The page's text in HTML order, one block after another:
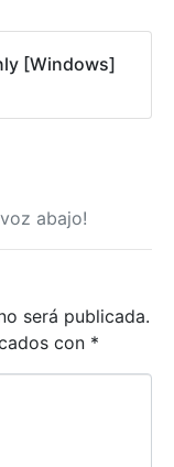
[Windows]
abajo!
será publicada.
con *